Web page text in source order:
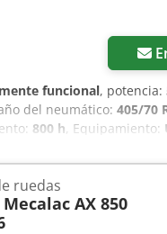
funcional, potencia:
del neumático: 405/70
800 h, Equipamiento:
recogedor trasero
Dedpjtrna Ujfx Aqrokr
Neumáticos Mitas
para radio,
1 metro cúbico,
ruedas
Mecalac AX 850